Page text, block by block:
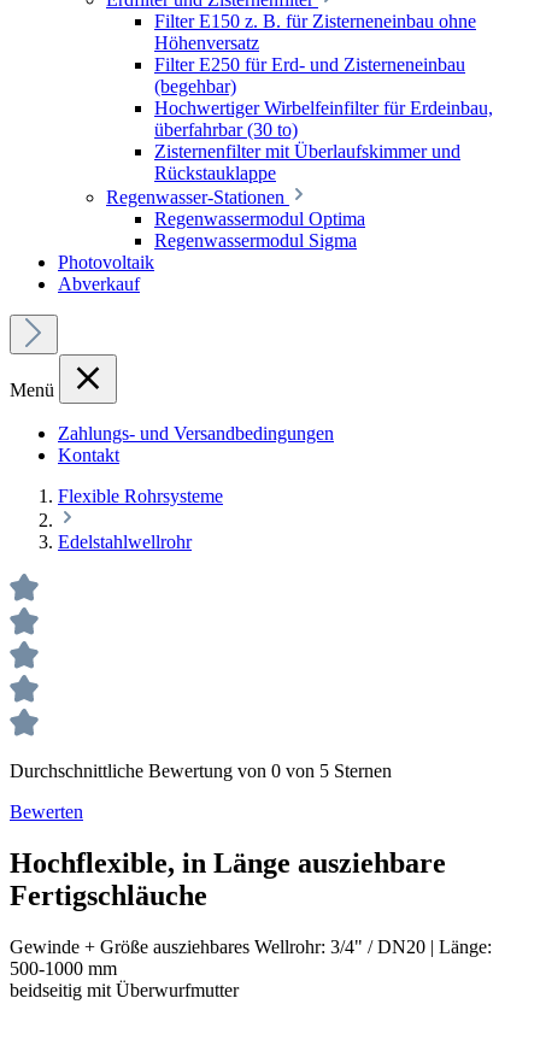
Filter E150 z. B. für Zisterneneinbau ohne
Höhenversatz
Filter E250 für Erd- und Zisterneneinbau
(begehbar)
Hochwertiger Wirbelfeinfilter für Erdeinbau,
überfahrbar (30 to)
Zisternenfilter mit Überlaufskimmer und
Rückstauklappe
Regenwasser-Stationen
Regenwassermodul Optima
Regenwassermodul Sigma
Photovoltaik
Abverkauf
Menü
Zahlungs- und Versandbedingungen
Kontakt
Flexible Rohrsysteme
Edelstahlwellrohr
Durchschnittliche Bewertung von 0 von 5 Sternen
Bewerten
Hochflexible, in Länge ausziehbare
Fertigschläuche
Gewinde + Größe ausziehbares Wellrohr: 3/4" / DN20 | Länge:
500-1000 mm
beidseitig mit Überwurfmutter